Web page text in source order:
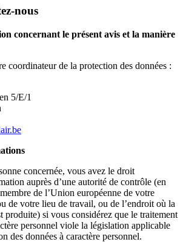
nous
concernant le présent avis et la manière
coordinateur de la protection des données :
5/E/1
concernée, vous avez le droit
auprès d’une autorité de contrôle (en
de l’Union européenne de votre
de votre lieu de travail, ou de l’endroit où la
produite) si vous considérez que le traitement
personnel viole la législation applicable
des données à caractère personnel.